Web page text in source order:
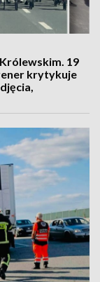
19
krytykuje